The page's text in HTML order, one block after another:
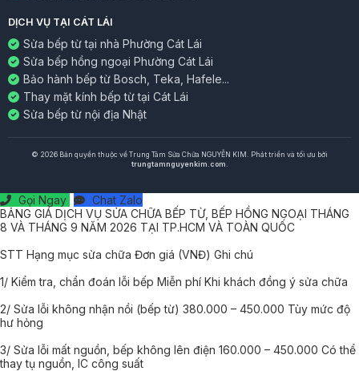
DỊCH VỤ TẠI CÁT LÁI
Sửa bếp từ tại nhà Phường Cát Lái
Sửa bếp hồng ngoại Phường Cát Lái
Bảo hành bếp từ Bosch, Teka, Hafele...
Thay mặt kính bếp từ tại Cát Lái
Sửa bếp từ nội địa Nhật
© 2026 Bản quyền thuộc về Trung Tâm Sửa Chữa NGUYỄN KIM. Phát triển và tối ưu bởi
trungtamnguyenkim.com
Gọi Ngay
Chat Zalo
BẢNG GIÁ DỊCH VỤ SỬA CHỮA BẾP TỪ, BẾP HỒNG NGOẠI THÁNG
8 VÀ THÁNG 9 NĂM 2026 TẠI TP.HCM VÀ TOÀN QUỐC
STT Hạng mục sửa chữa Đơn giá (VNĐ) Ghi chú
1/ Kiểm tra, chẩn đoán lỗi bếp Miễn phí Khi khách đồng ý sửa chữa
2/ Sửa lỗi không nhận nồi (bếp từ) 380.000 – 450.000 Tùy mức độ
hư hỏng
3/ Sửa lỗi mất nguồn, bếp không lên điện 160.000 – 450.000 Có thể
thay tụ nguồn, IC công suất